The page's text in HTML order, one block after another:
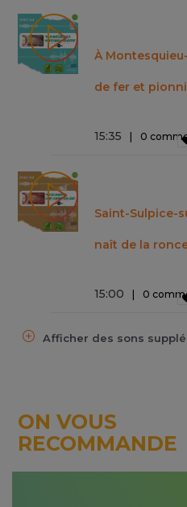
À
de fer et
15:35 0
Saint-Sulpice-
naît de la
15:00 0
Afficher des sons
ON VOUS
RECOMMANDE